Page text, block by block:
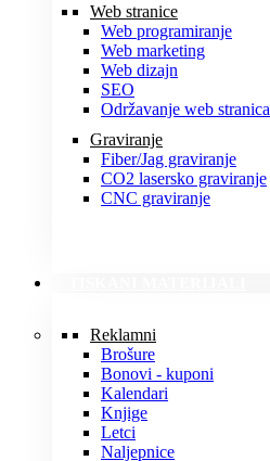
Web stranice
Web programiranje
Web marketing
Web dizajn
SEO
Održavanje web stranica
Graviranje
Fiber/Jag graviranje
CO2 lasersko graviranje
CNC graviranje
Reklamni
Brošure
Bonovi - kuponi
Kalendari
Knjige
Letci
Naljepnice